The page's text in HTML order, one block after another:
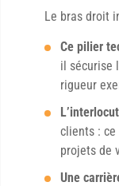
Le bras droit
Ce pilier
il sécurise
rigueur
clients :
projets de
Une